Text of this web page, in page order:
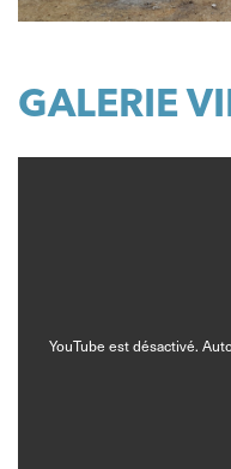
GALERIE
YouTube est désactivé.